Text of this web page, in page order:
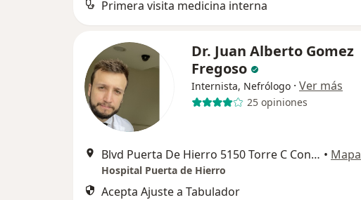
Primera visita medicina interna
Dr. Juan Alberto Gomez
Fregoso
Internista, Nefrólogo · Ver más
25 opiniones
Blvd Puerta De Hierro 5150 Torre C Consultorio 305C, Zapopan • Mapa
Hospital Puerta de Hierro
Acepta Ajuste a Tabulador